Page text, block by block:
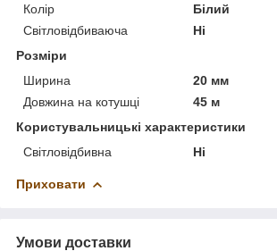
Колір
Білий
Світловідбиваюча
Ні
Розміри
Ширина
20 мм
Довжина на котушці
45 м
Користувальницькі характеристики
Світловідбивна
Ні
Приховати
Умови доставки